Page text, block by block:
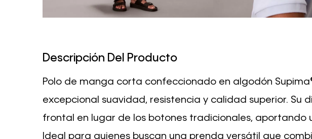
Descripción Del Producto
Polo de manga corta confeccionado en algodón
excepcional suavidad, resistencia y calidad superior. Su
frontal en lugar de los botones tradicionales, aportando
Ideal para quienes buscan una prenda versátil que